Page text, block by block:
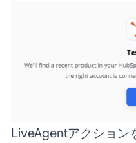
LiveAgentアクション